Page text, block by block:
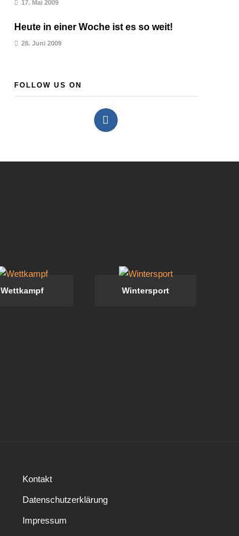
17. Mai 2009
Heute in einer Woche ist es so weit!
28. Juni 2009
FOLLOW US ON
Wettkampf Wintersport
Kontakt
Datenschutzerklärung
Impressum